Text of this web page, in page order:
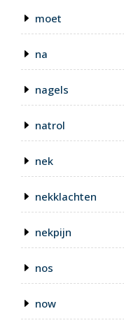
moet
na
nagels
natrol
nek
nekklachten
nekpijn
nos
now